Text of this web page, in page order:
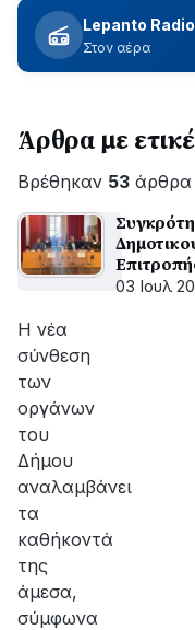
περίπου
δύο
ώρες
εξέλιξη
οι
εργασίες
ΔΕΔΔΗΕ
για
την
της
βλάβης
Lepanto Radio
Στον αέρα
Άρθρα με
Βρέθηκαν 53 άρθρα
03 Ιουλ
Η νέα
σύνθεση
των
οργάνων
του
Δήμου
αναλαμβάνει
τα
καθήκοντά
της
άμεσα,
σύμφωνα